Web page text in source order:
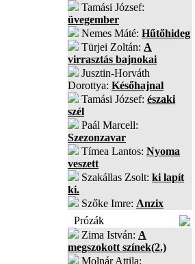
Tamási József:
üvegember
Nemes Máté: Hűtőhideg
Türjei Zoltán: A
virrasztás bajnokai
Jusztin-Horváth
Dorottya: Későhajnal
Tamási József: északi
szél
Paál Marcell:
Szezonzavar
Tímea Lantos: Nyoma
veszett
Szakállas Zsolt: ki lapít
ki.
Szőke Imre: Anzix
Prózák
Zima István: A
megszokott színek(2.)
Molnár Attila: